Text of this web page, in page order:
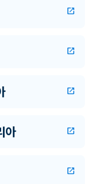
open_in_new
open_in_new
open_in_new
아 open_in_new
open_in_new